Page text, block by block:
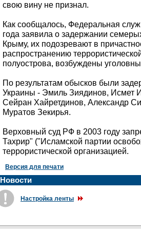
свою вину не признал.
Как сообщалось, Федеральная
года заявила о задержании
Крыму, их подозревают в
распространению
полуострова, возбуждены
По результатам обысков были
Украины - Эмиль Зиядинов, Исмет
Сейран Хайретдинов, Александр
Муратов Зекирья.
Верховный суд РФ в 2003 году
Тахрир" ("Исламской партии
террористической организацией.
Версия для печати
Новости
Настройка ленты